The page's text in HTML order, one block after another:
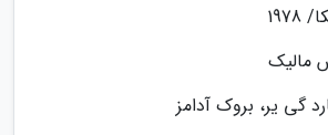
مالیک
گی یر، بروک آدامز